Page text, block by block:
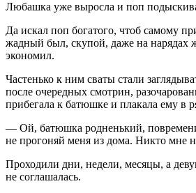
Любашка уже выросла и поп
Да искал поп богатого, чтоб самому
жадный был, скупой, даже на нарядах
экономил.
Частенько к ним сваты стали
после очередных смотрин,
прибегала к батюшке и плакала ему в
— Ой, батюшка родненький,
не прогоняй меня из дома. Никто мне
Проходили дни, недели, месяцы, а
не соглашалась.